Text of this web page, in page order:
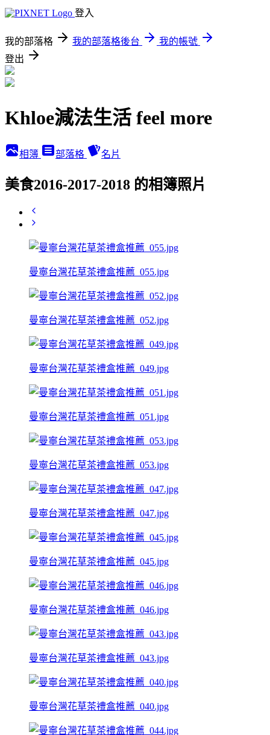
登入
我的部落格 我的部落格後台
我的帳號
登出
Khloe減法生活 feel more
相簿 部落格 名片
美食2016-2017-2018 的相簿照片
曼寧台灣花草茶禮盒推薦_055.jpg
曼寧台灣花草茶禮盒推薦_052.jpg
曼寧台灣花草茶禮盒推薦_049.jpg
曼寧台灣花草茶禮盒推薦_051.jpg
曼寧台灣花草茶禮盒推薦_053.jpg
曼寧台灣花草茶禮盒推薦_047.jpg
曼寧台灣花草茶禮盒推薦_045.jpg
曼寧台灣花草茶禮盒推薦_046.jpg
曼寧台灣花草茶禮盒推薦_043.jpg
曼寧台灣花草茶禮盒推薦_040.jpg